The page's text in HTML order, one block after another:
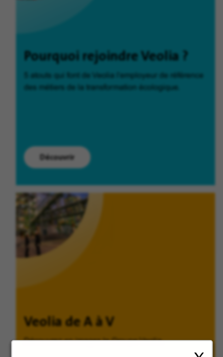
Pourquoi rejoindre Veolia ?
Découvrir
Veolia de A à V
Découvrez en images le Groupe Veolia.